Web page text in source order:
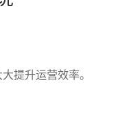
提升运营效率。